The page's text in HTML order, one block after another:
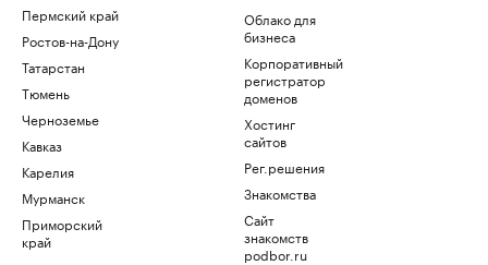
Пермский край
Ростов-на-Дону
Татарстан
Тюмень
Черноземье
Кавказ
Карелия
Мурманск
Приморский
край
Облако для
бизнеса
Корпоративный
регистратор
доменов
Хостинг
сайтов
Рег.решения
Знакомства
Сайт
знакомств
podbor.ru